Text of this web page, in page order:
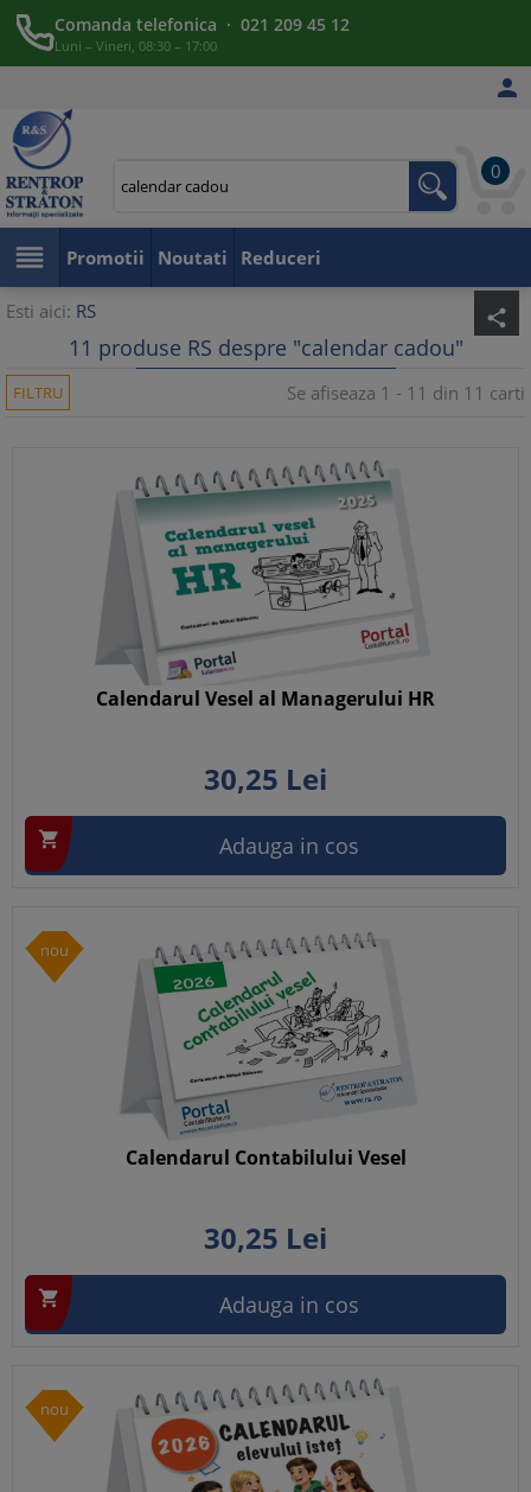
Comanda telefonica · 021 209 45 12
Luni – Vineri, 08:30 – 17:00

0
 Promotii Noutati Reduceri
Esti aici: RS share
11 produse RS despre "calendar cadou"
FILTRU Se afiseaza 1 - 11 din 11 carti
Calendarul Vesel al Managerului HR
30,25 Lei
 Adauga in cos
nou
Calendarul Contabilului Vesel
30,25 Lei
 Adauga in cos
nou